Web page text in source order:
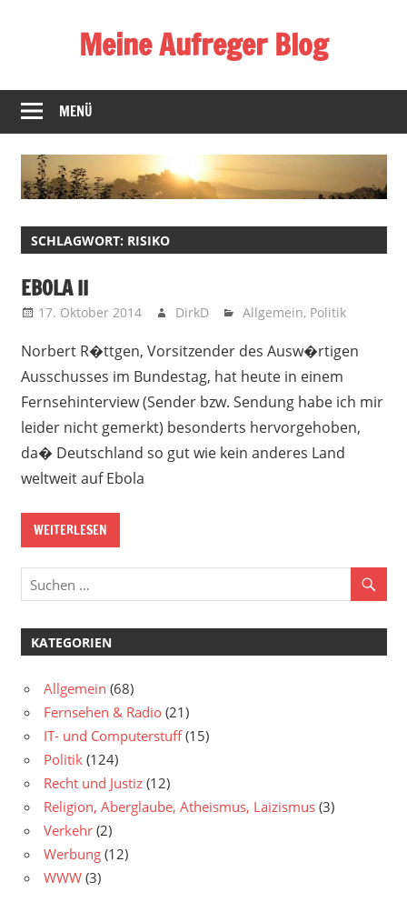
Meine Aufreger Blog
mich
positiv
negativ
aufregt
mir
MENÜ
SCHLAGWORT: RISIKO
EBOLA II
17. Oktober 2014 DirkD Allgemein, Politik
Norbert R�ttgen, Vorsitzender des Ausw�rtigen
Ausschusses im Bundestag, hat heute in einem
Fernsehinterview (Sender bzw. Sendung habe ich mir
leider nicht gemerkt) besonderts hervorgehoben,
da� Deutschland so gut wie kein anderes Land
weltweit auf Ebola
WEITERLESEN
KATEGORIEN
Allgemein (68)
Fernsehen & Radio (21)
IT- und Computerstuff(15)
Politik (124)
Recht und Justiz (12)
Religion, Aberglaube, Atheismus, Laizismus (3)
Verkehr (2)
Werbung (12)
WWW (3)